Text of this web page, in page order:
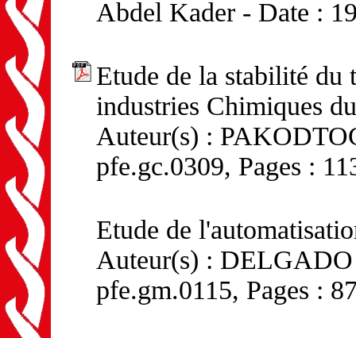
Abdel Kader - Date :
Etude de la stabilité du
industries Chimiques
Auteur(s) :
pfe.gc.0309, Pages :
Etude de
Auteur(s) :
pfe.gm.0115, Pages :